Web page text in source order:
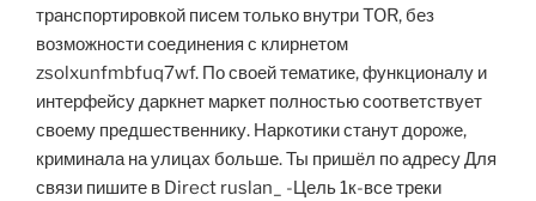
транспортировкой писем только внутри TOR, без
возможности соединения с клирнетом
zsolxunfmbfuq7wf. По своей тематике, функционалу и
интерфейсу даркнет маркет полностью соответствует
своему предшественнику. Наркотики станут дороже,
криминала на улицах больше. Ты пришёл по адресу Для
связи пишите в Direct ruslan_ -Цель 1к-все треки